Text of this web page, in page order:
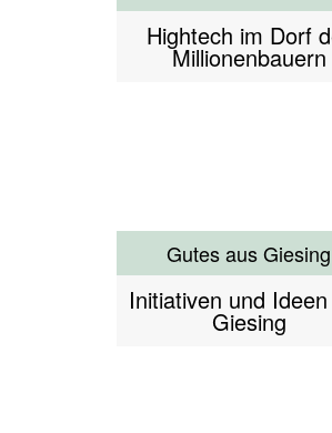
ehemaligen
aus erster Hand